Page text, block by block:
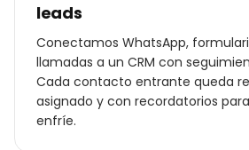
leads
Conectamos WhatsApp,
llamadas a un CRM con
Cada contacto entrante queda
asignado y con recordatorios
enfríe.